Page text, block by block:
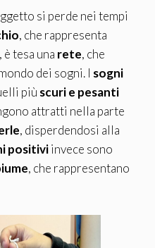
si perde nei tempi
, che rappresenta
tesa una rete, che
dei sogni. I sogni
più scuri e pesanti
attratti nella parte
, disperdendosi alla
positiviinvece sono
, che rappresentano